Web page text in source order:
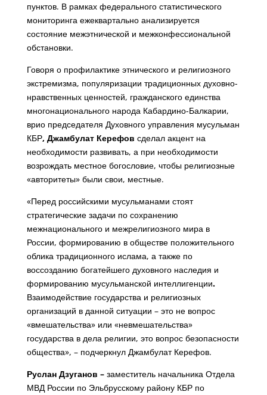
пунктов. В рамках федерального статистического
мониторинга ежеквартально анализируется
состояние межэтнической и межконфессиональной
обстановки.
Говоря о профилактике этнического и религиозного
экстремизма, популяризации традиционных духовно-
нравственных ценностей, гражданского единства
многонационального народа Кабардино-Балкарии,
врио председателя Духовного управления мусульман
КБР, Джамбулат Керефов сделал акцент на
необходимости развивать, а при необходимости
возрождать местное богословие, чтобы религиозные
«авторитеты» были свои, местные.
«Перед российскими мусульманами стоят
стратегические задачи по сохранению
межнационального и межрелигиозного мира в
России, формированию в обществе положительного
облика традиционного ислама, а также по
воссозданию богатейшего духовного наследия и
формированию мусульманской интеллигенции.
Взаимодействие государства и религиозных
организаций в данной ситуации – это не вопрос
«вмешательства» или «невмешательства»
государства в дела религии, это вопрос безопасности
общества», – подчеркнул Джамбулат Керефов.
Руслан Дзуганов – заместитель начальника Отдела
МВД России по Эльбрусскому району КБР по